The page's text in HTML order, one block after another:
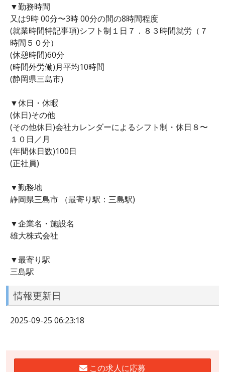
▼勤務時間
又は9時 00分〜3時 00分の間の8時間程度
(就業時間特記事項)シフト制１日７．８３時間就労（７
時間５０分）
(休憩時間)60分
(時間外労働)月平均10時間
(静岡県三島市)
▼休日・休暇
(休日)その他
(その他休日)会社カレンダーによるシフト制・休日８〜
１０日／月
(年間休日数)100日
(正社員)
▼勤務地
静岡県三島市 （最寄り駅：三島駅)
▼企業名・施設名
雄大株式会社
▼最寄り駅
三島駅
情報更新日
2025-09-25 06:23:18
この求人に応募